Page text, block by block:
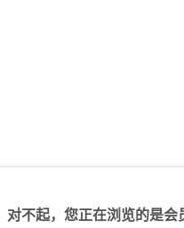
对不起，您正在浏览的是会